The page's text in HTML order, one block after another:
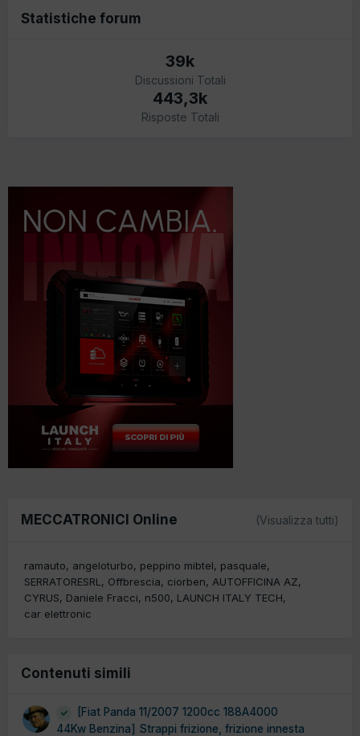
Statistiche forum
39k
Discussioni Totali
443,3k
Risposte Totali
MECCATRONICI Online (Visualizza tutti)
ramauto angeloturbo peppino mibtel
pasquale
SERRATORESRL Offbrescia ciorben AUTOFFICINA AZ
CYRUS
Daniele Fracci n500
LAUNCH ITALY TECH
car elettronic
Contenuti simili
[Fiat Panda 11/2007 1200cc 188A4000
44Kw Benzina] Strappi frizione, frizione innesta